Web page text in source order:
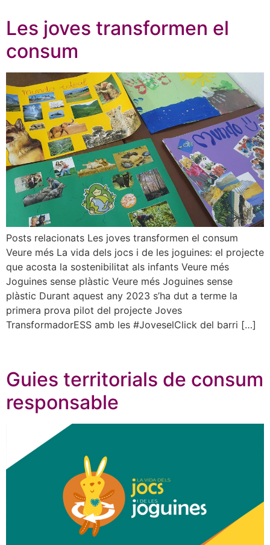
Les joves transformen el
consum
Posts relacionats Les joves transformen el consum
Veure més La vida dels jocs i de les joguines: el projecte
que acosta la sostenibilitat als infants Veure més
Joguines sense plàstic Veure més Joguines sense
plàstic Durant aquest any 2023 s’ha dut a terme la
primera prova pilot del projecte Joves
TransformadorESS amb les #JoveselClick del barri […]
Guies territorials de consum
responsable